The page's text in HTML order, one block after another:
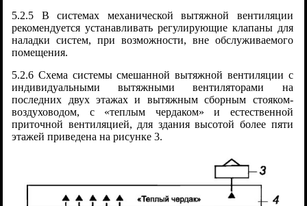
5.2.5 В системах механической вытяжной вентиляции
рекомендуется устанавливать регулирующие клапаны для
наладки систем, при возможности, вне обслуживаемого
помещения.
5.2.6 Схема системы смешанной вытяжной вентиляции с
индивидуальными вытяжными вентиляторами на
последних двух этажах и вытяжным сборным стояком-
воздуховодом, с «теплым чердаком» и естественной
приточной вентиляцией, для здания высотой более пяти
этажей приведена на рисунке 3.